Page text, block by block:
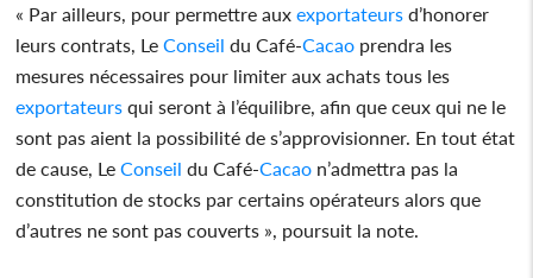
« Par ailleurs, pour permettre auxexportateurs d’honorer
leurs contrats, LeConseil du Café-Cacao prendra les
mesures nécessaires pour limiter aux achats tous les
exportateurs qui seront à l’équilibre, afin que ceux qui ne le
sont pas aient la possibilité de s’approvisionner. En tout état
de cause, LeConseil du Café-Cacao n’admettra pas la
constitution de stocks par certains opérateurs alors que
d’autres ne sont pas couverts », poursuit la note.